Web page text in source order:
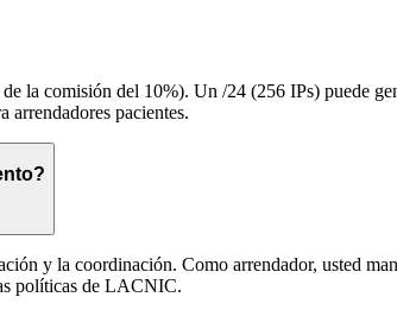
la comisión del 10%). Un /24 (256 IPs) puede
arrendadores pacientes.
y la coordinación. Como arrendador, usted
políticas de LACNIC.